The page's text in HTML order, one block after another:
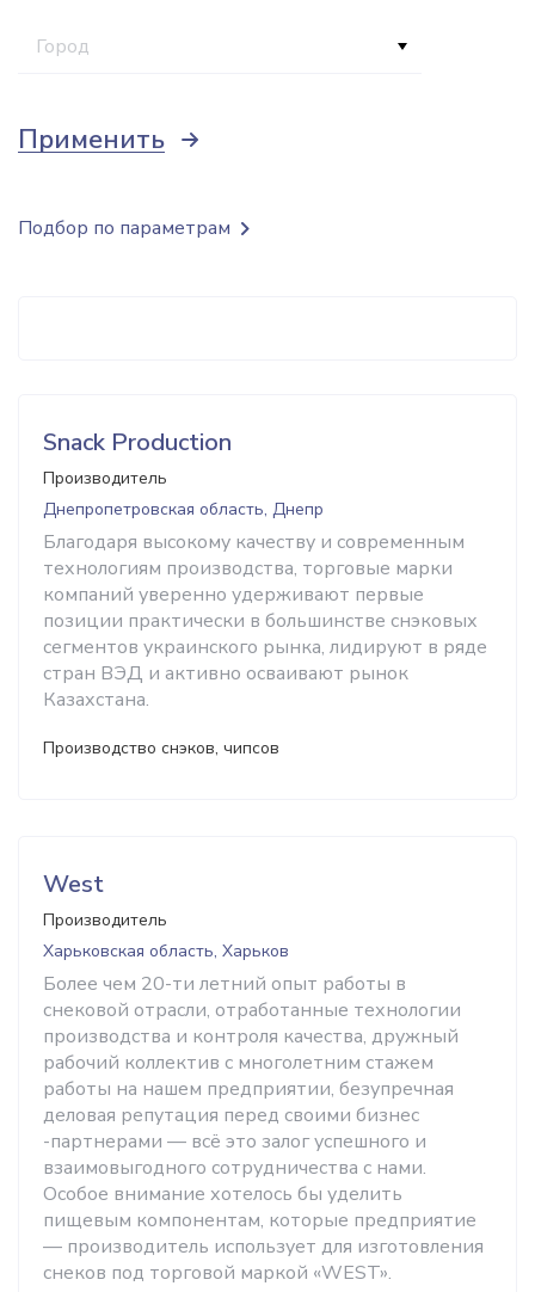
Город
Применить
Snack Production
Производитель
Днепропетровская область, Днепр
Благодаря высокому качеству и современным
технологиям производства, торговые марки
компаний уверенно удерживают первые
позиции практически в большинстве снэковых
сегментов украинского рынка, лидируют в ряде
стран ВЭД и активно осваивают рынок
Казахстана.
Производство снэков, чипсов
West
Производитель
Харьковская область, Харьков
Более чем 20-ти летний опыт работы в
снековой отрасли, отработанные технологии
производства и контроля качества, дружный
рабочий коллектив с многолетним стажем
работы на нашем предприятии, безупречная
деловая репутация перед своими бизнес
-партнерами — всё это залог успешного и
взаимовыгодного сотрудничества с нами.
Особое внимание хотелось бы уделить
пищевым компонентам, которые предприятие
— производитель использует для изготовления
снеков под торговой маркой «WEST».
Подбор по параметрам